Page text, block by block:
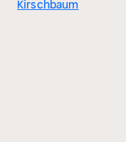
Kirschbaum